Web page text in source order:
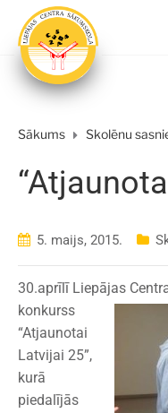
Sākums Skolēnu
5. maijs, 2015.
30.aprīlī Liepājas
konkurss
“Atjaunotai
Latvijai 25”,
kurā
piedalījās